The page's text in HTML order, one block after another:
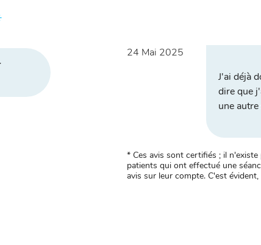
24 Mai 2025
J'ai déjà
dire que
une
* Ces avis sont certifiés ; il n'existe
patients qui ont effectué une
avis sur leur compte. C'est